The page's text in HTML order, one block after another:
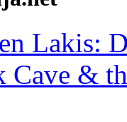
Lakis:
&